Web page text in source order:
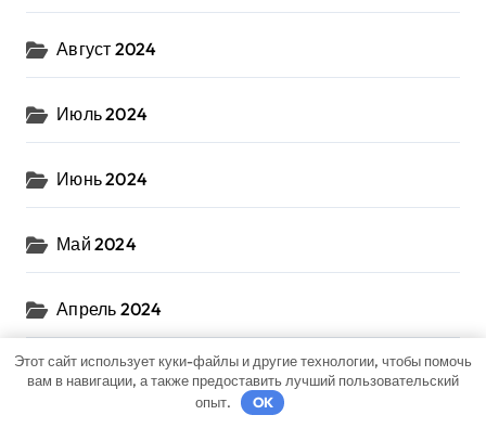
Август 2024
Июль 2024
Июнь 2024
Май 2024
Апрель 2024
Март 2024
Этот сайт использует куки-файлы и другие технологии, чтобы помочь
вам в навигации, а также предоставить лучший пользовательский
опыт.
OK